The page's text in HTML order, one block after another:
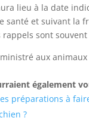
lieu à la date
santé et suivant la
rappels sont
aux
également
préparations à
?